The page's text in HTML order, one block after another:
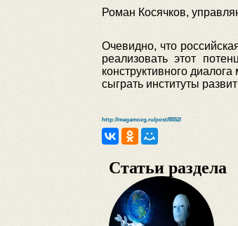
Роман Косячков,
Очевидно, что
реализовать этот
конструктивного
сыграть институты
http://megamozg.ru/post/8552/
Статьи раздела